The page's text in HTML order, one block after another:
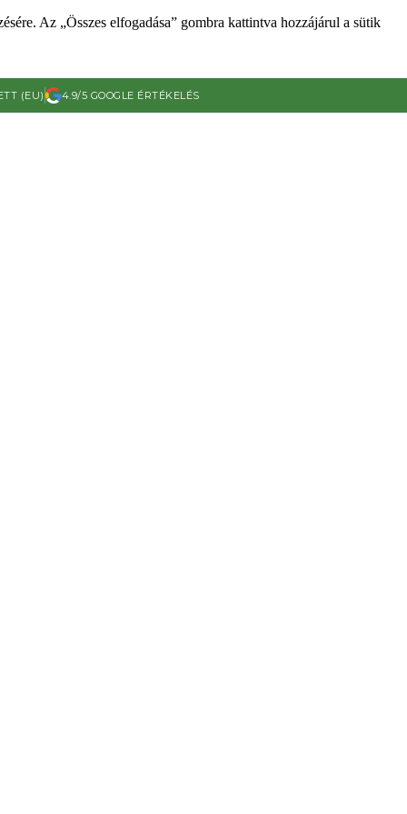
Az „Összes elfogadása” gombra kattintva hozzájárul a sütik
(EU) 4.9/5 GOOGLE ÉRTÉKELÉS